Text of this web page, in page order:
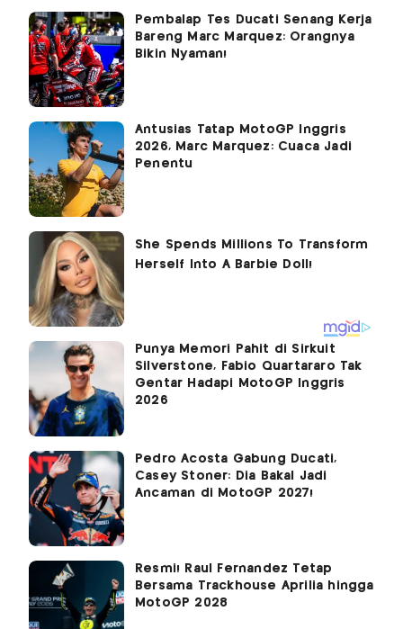
Pembalap Tes Ducati Senang Kerja
Bareng Marc Marquez: Orangnya
Bikin Nyaman!
Antusias Tatap MotoGP Inggris
2026, Marc Marquez: Cuaca Jadi
Penentu
Punya Memori Pahit di Sirkuit
Silverstone, Fabio Quartararo Tak
Gentar Hadapi MotoGP Inggris
2026
Pedro Acosta Gabung Ducati,
Casey Stoner: Dia Bakal Jadi
Ancaman di MotoGP 2027!
Resmi! Raul Fernandez Tetap
Bersama Trackhouse Aprilia hingga
MotoGP 2028